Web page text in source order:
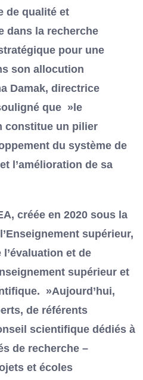
de qualité et
dans la recherche
pour une
son allocution
Damak, directrice
que »le
constitue un pilier
du système de
l’amélioration de sa
créée en 2020 sous la
supérieur,
et de
supérieur et
»Aujourd’hui,
de référents
scientifique dédiés à
de recherche –
et écoles